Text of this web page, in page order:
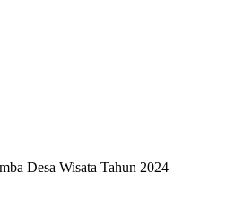
Desa Wisata Tahun 2024